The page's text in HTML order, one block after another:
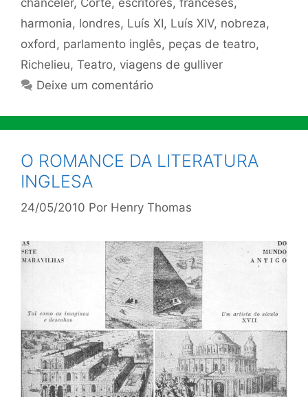
harmonia, londres, Luís XI, Luís XIV, nobreza,
oxford , parlamento inglês, peças de teatro,
Richelieu, Teatro, viagens de gulliver
Deixe um comentário
O ROMANCE DA LITERATURA
INGLESA
24/05/2010 Por Henry Thomas